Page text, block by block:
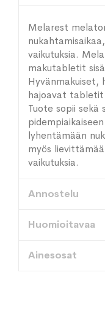
Melarest
vaikutuksia.
makutabletit
Hyvänmakuiset,
hajoavat
Tuote sopii
lyhentämään
myös
vaikutuksia.
Annostelu
Huomioitavaa
Ainesosat